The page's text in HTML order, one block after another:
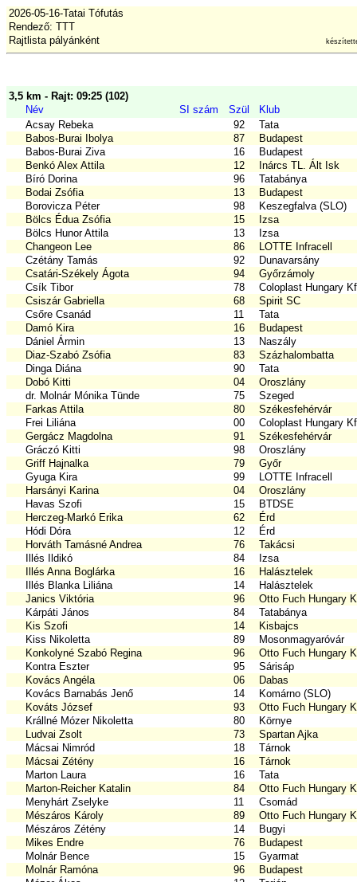
2026-05-16-Tatai Tófutás
Rendező: TTT
Rajtlista pályánként
3,5 km - Rajt: 09:25 (102)
Név
SI szám Szül
Klub
Acsay Rebeka
92
Tata
Babos-Burai Ibolya
87
Budapest
Babos-Burai Ziva
16
Budapest
Benkó Alex Attila
12
Inárcs TL. Ált Isk
Bíró Dorina
96
Tatabánya
Bodai Zsófia
13
Budapest
Borovicza Péter
98
Keszegfalva (SLO)
Bölcs Édua Zsófia
15
Izsa
Bölcs Hunor Attila
13
Izsa
Changeon Lee
86
LOTTE Infracell
Czétány Tamás
92
Dunavarsány
Csatári-Székely Ágota
94
Győrzámoly
Csík Tibor
78
Coloplast Hungary
Csiszár Gabriella
68
Spirit SC
Csőre Csanád
11
Tata
Damó Kira
16
Budapest
Dániel Ármin
13
Naszály
Diaz-Szabó Zsófia
83
Százhalombatta
Dinga Diána
90
Tata
Dobó Kitti
04
Oroszlány
dr. Molnár Mónika Tünde
75
Szeged
Farkas Attila
80
Székesfehérvár
Frei Liliána
00
Coloplast Hungary
Gergácz Magdolna
91
Székesfehérvár
Gráczó Kitti
98
Oroszlány
Griff Hajnalka
79
Győr
Gyuga Kira
99
LOTTE Infracell
Harsányi Karina
04
Oroszlány
Havas Szofi
15
BTDSE
Herczeg-Markó Erika
62
Érd
Hódi Dóra
12
Érd
Horváth Tamásné Andrea
76
Takácsi
Illés Ildikó
84
Izsa
Illés Anna Boglárka
16
Halásztelek
Illés Blanka Liliána
14
Halásztelek
Janics Viktória
96
Otto Fuch Hungary
Kárpáti János
84
Tatabánya
Kis Szofi
14
Kisbajcs
Kiss Nikoletta
89
Mosonmagyaróvár
Konkolyné Szabó Regina
96
Otto Fuch Hungary
Kontra Eszter
95
Sárisáp
Kovács Angéla
06
Dabas
Kovács Barnabás Jenő
14
Komárno (SLO)
Kováts József
93
Otto Fuch Hungary
Krállné Mózer Nikoletta
80
Környe
Ludvai Zsolt
73
Spartan Ajka
Mácsai Nimród
18
Tárnok
Mácsai Zétény
16
Tárnok
Marton Laura
16
Tata
Marton-Reicher Katalin
84
Otto Fuch Hungary
Menyhárt Zselyke
11
Csomád
Mészáros Károly
89
Otto Fuch Hungary
Mészáros Zétény
14
Bugyi
Mikes Endre
76
Budapest
Molnár Bence
15
Gyarmat
Molnár Ramóna
96
Budapest